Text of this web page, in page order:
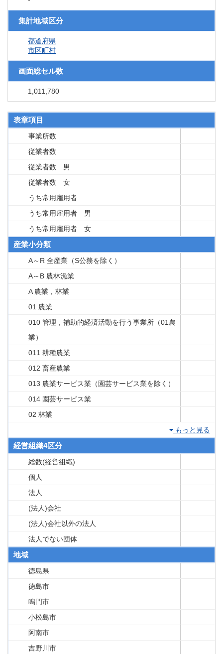
集計地域区分
都道府県
市区町村
画面総セル数
1,011,780
表章項目
事業所数
従業者数
従業者数 男
従業者数 女
うち常用雇用者
うち常用雇用者 男
うち常用雇用者 女
産業小分類
A～R 全産業（S公務を除く）
A～B 農林漁業
A 農業，林業
01 農業
010 管理，補助的経済活動を行う事業所（01農
業）
011 耕種農業
012 畜産農業
013 農業サービス業（園芸サービス業を除く）
014 園芸サービス業
02 林業
もっと見る
経営組織4区分
総数(経営組織)
個人
法人
(法人)会社
(法人)会社以外の法人
法人でない団体
地域
徳島県
徳島市
鳴門市
小松島市
阿南市
吉野川市